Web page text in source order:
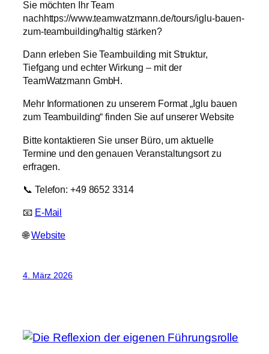
Sie möchten Ihr Team
nachhttps://www.teamwatzmann.de/tours/iglu-bauen-
zum-teambuilding/haltig stärken?
Dann erleben SieTeambuilding mit Struktur,
Tiefgang und echter Wirkung – mit der
TeamWatzmann GmbH.
Mehr Informationen zu unserem Format „ Iglu bauen
zum Teambuilding“ finden Sie auf unserer Website
Bitte kontaktieren Sie unser Büro, um aktuelle
Termine und den genauen Veranstaltungsort zu
erfragen.
📞 Telefon: +49 8652 3314
📧 E-Mail
🌐Website
4. März 2026